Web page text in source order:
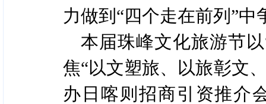
力做到“四个走在前列”
本届珠峰文化旅游节
焦“以文塑旅、以旅彰文
办日喀则招商引资推介